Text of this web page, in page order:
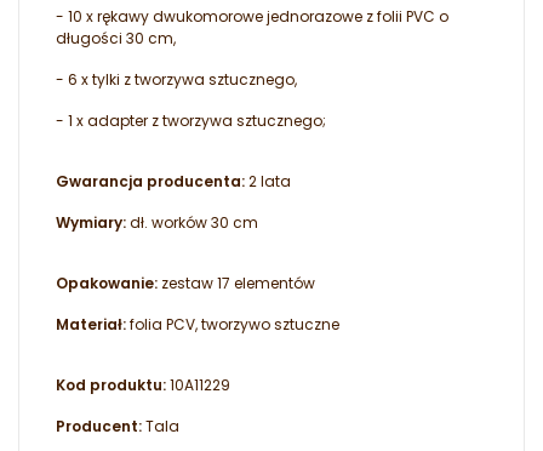
- 10 x rękawy dwukomorowe jednorazowe z folii PVC o
długości 30 cm,
- 6 x tylki z tworzywa sztucznego,
- 1 x adapter z tworzywa sztucznego;
Gwarancja producenta:2 lata
Wymiary:dł. worków 30 cm
Opakowanie: zestaw 17 elementów
Materiał:folia PCV, tworzywo sztuczne
Kod produktu:10A11229
Producent:Tala